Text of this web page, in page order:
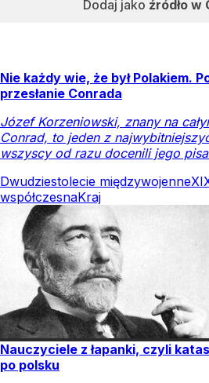
Dodaj jako źródło w
Nie każdy wie, że był Polakiem.
przesłanie Conrada
Józef Korzeniowski, znany na
Conrad, to jeden z
wszyscy od razu docenili jego
Dwudziestolecie międzywojenne
współczesnaKraj
Nauczyciele z łapanki, czyli
po polsku